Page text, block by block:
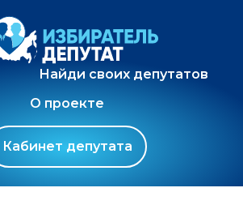
Найди своих депутатов
О проекте
Кабинет депутата